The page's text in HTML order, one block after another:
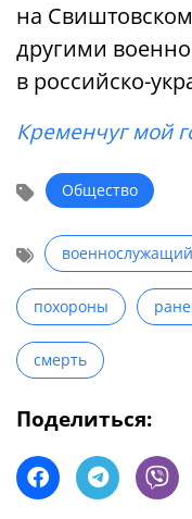
на
другими
в российско-
Кременчуг мой
Общество
военнослужащий
похороны
смерть
Поделиться: